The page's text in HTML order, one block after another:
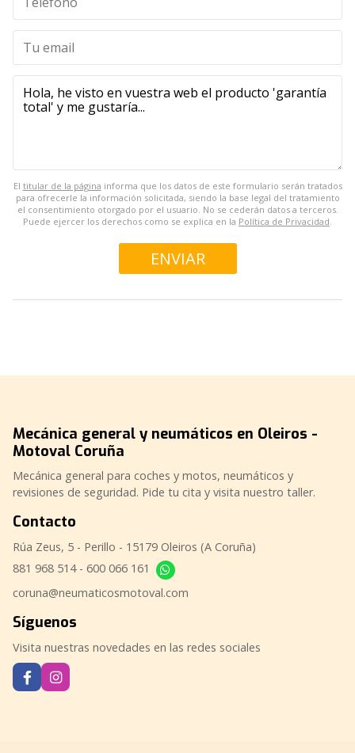
El titular de la página informa que los datos de este formulario serán tratados
para ofrecerle la información solicitada, siendo la base legal del tratamiento
el consentimiento otorgado por el usuario. No se cederán datos a terceros.
Puede ejercer los derechos como se explica en la Política de Privacidad.
Mecánica general y neumáticos en Oleiros -
Motoval Coruña
Mecánica general para coches y motos, neumáticos y
revisiones de seguridad. Pide tu cita y visita nuestro taller.
Contacto
Rúa Zeus, 5 - Perillo - 15179 Oleiros (A Coruña)
881 968 514 - 600 066 161
coruna@neumaticosmotoval.com
Síguenos
Visita nuestras novedades en las redes sociales